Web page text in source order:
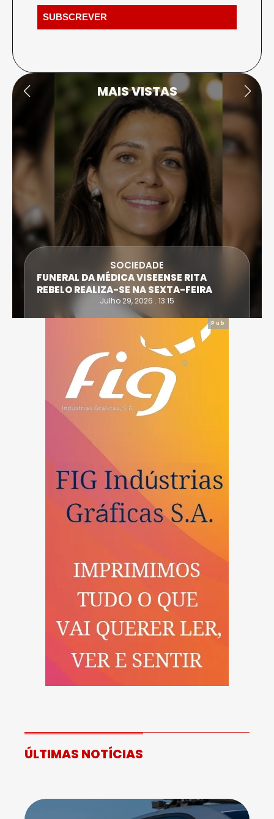
MAIS VISTAS
SOCIEDADE
FUNERAL DA MÉDICA VISEENSE RITA
REBELO REALIZA-SE NA SEXTA-FEIRA
Julho 29, 2026 . 13:15
Pub
ÚLTIMAS NOTÍCIAS